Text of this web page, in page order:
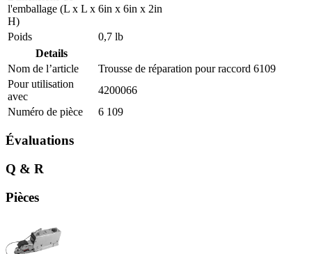
l'emballage (L x L x
H)
6in x 6in x 2in
Poids
0,7 lb
Details
Nom de l’article
Trousse de réparation pour raccord 6109
Pour utilisation
avec
4200066
Numéro de pièce
6 109
Évaluations
Q & R
Pièces